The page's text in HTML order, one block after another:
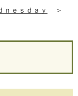
ｅｓｄａｙ
＞